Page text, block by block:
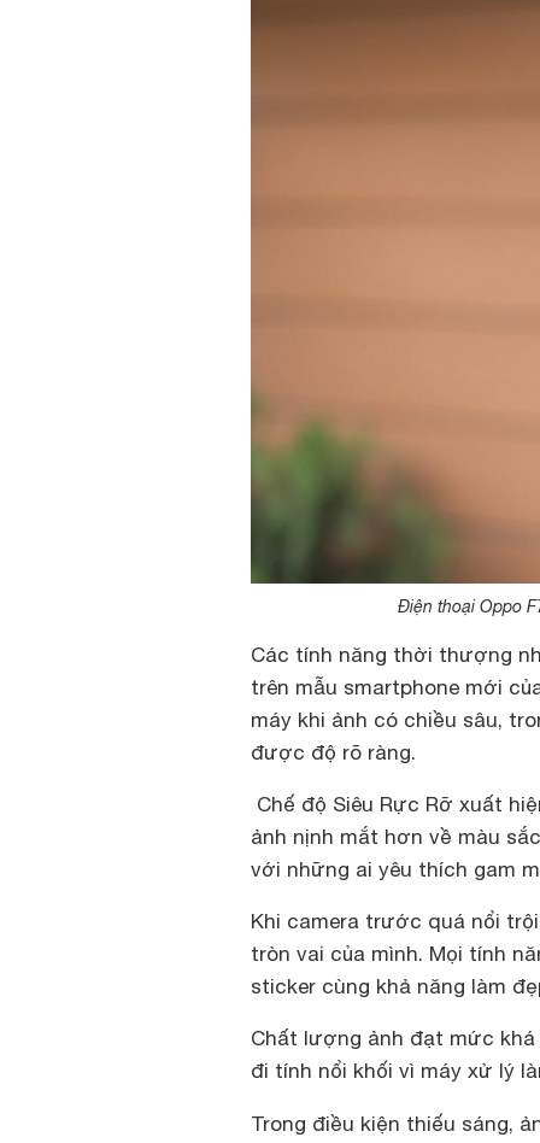
Điện thoại Oppo
Các tính năng thời thượng
trên mẫu smartphone mới
máy khi ảnh có chiều sâu,
được độ rõ ràng.
Chế độ Siêu Rực Rỡ xuất
ảnh nịnh mắt hơn về màu
với những ai yêu thích gam
Khi camera trước quá nổi
tròn vai của mình. Mọi tính
sticker cùng khả năng làm
Chất lượng ảnh đạt mức
đi tính nổi khối vì máy xử lý
Trong điều kiện thiếu sáng,